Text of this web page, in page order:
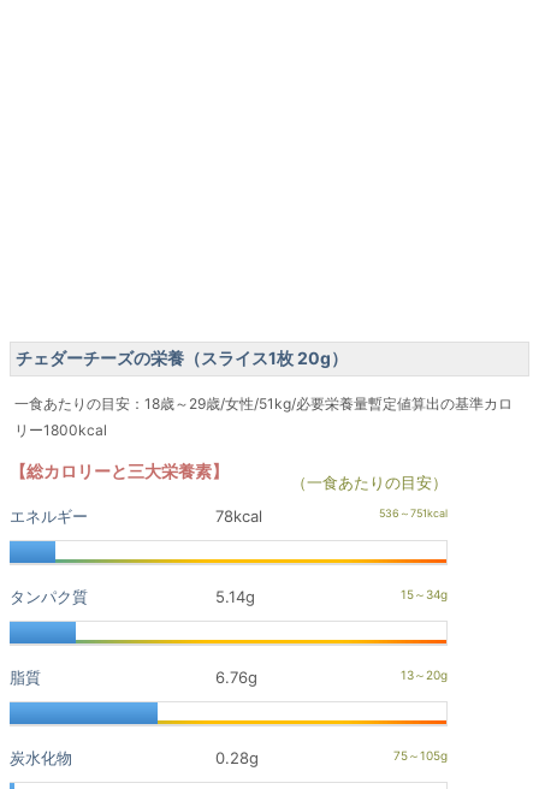
チェダーチーズの栄養（スライス1枚 20g）
一食あたりの目安：18歳～29歳/女性/51kg/必要栄養量暫定値算出の基準カロ
リー1800kcal
【総カロリーと三大栄養素】
（一食あたりの目安）
エネルギー
78kcal
タンパク質 5.14g
脂質 6.76g
炭水化物 0.28g